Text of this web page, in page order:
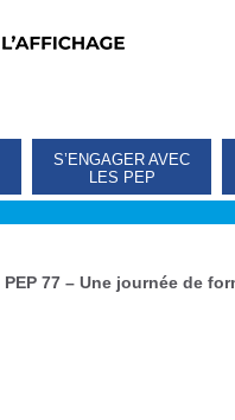
S’ENGAGER AVEC
LES PEP
PEP 77 – Une journée de